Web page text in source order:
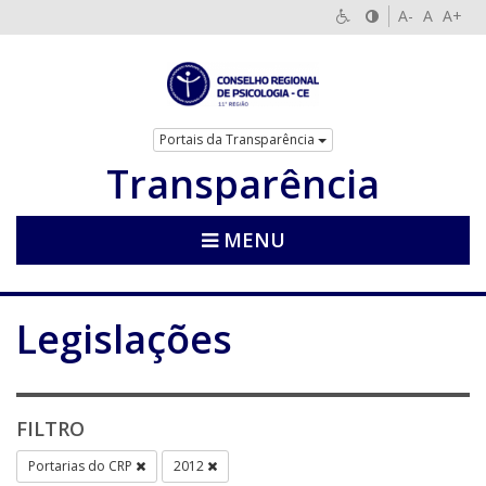
A- A A+
Portais da Transparência
Transparência
MENU
Legislações
FILTRO
Portarias do CRP 2012